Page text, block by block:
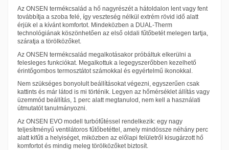
Az ONSEN termékcsalád a hő nagyrészét a hátoldalon lent vagy fent
továbbítja a szoba felé, így veszteség nélkül extrém rövid idő alatt
érjük el a kívánt komfortot. Mindeközben a DUAL-Therm
technológiának köszönhetően az első oldali fűtőbetét melegen tartja,
száratja a törölközőket.
Az ONSEN termékcsalád megalkotásakor próbáltuk elkerülni a
felesleges funkciókat. Megalkottuk a legegyszerőbben kezelhető
érintőgombos termosztátot számokkal és egyértelmű ikonokkal.
Nem szükséges bonyolult beállításokat végezni, egyszerűen csak
kattints és már látod is mi történik. Legyen az hőmérséklet állítás vagy
üzemmód beállítás, 1 perc alatt megtanulod, nem kell a használati
útmutatót tanulmányozni.
Az ONSEN EVO modell turbófűtéssel rendelkezik: egy nagy
teljesítményű ventilátoros fűtőbetéttel, amely mindössze néhány perc
alatt kifűti a helyiséget, miközben az előlapi felületről kisugárzott hő
komfortot és mindig meleg törölközőket biztosít.